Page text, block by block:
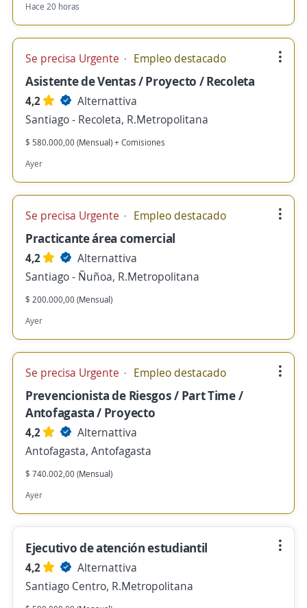
Hace 20 horas
Se precisa Urgente Empleo destacado
Asistente de Ventas / Proyecto / Recoleta
4,2
Alternattiva
Santiago - Recoleta, R.Metropolitana
$ 580.000,00 (Mensual) + Comisiones
Ayer
Se precisa Urgente Empleo destacado
Practicante área comercial
4,2
Alternattiva
Santiago - Ñuñoa, R.Metropolitana
$ 200.000,00 (Mensual)
Ayer
Se precisa Urgente Empleo destacado
Prevencionista de Riesgos / Part Time /
Antofagasta / Proyecto
4,2
Alternattiva
Antofagasta, Antofagasta
$ 740.002,00 (Mensual)
Ayer
Ejecutivo de atención estudiantil
4,2
Alternattiva
Santiago Centro, R.Metropolitana